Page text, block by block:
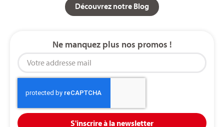
Découvrez notre Blog
Ne manquez plus nos promos !
S'inscrire à la newsletter